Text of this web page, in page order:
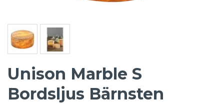
Unison Marble S
Bordsljus Bärnsten